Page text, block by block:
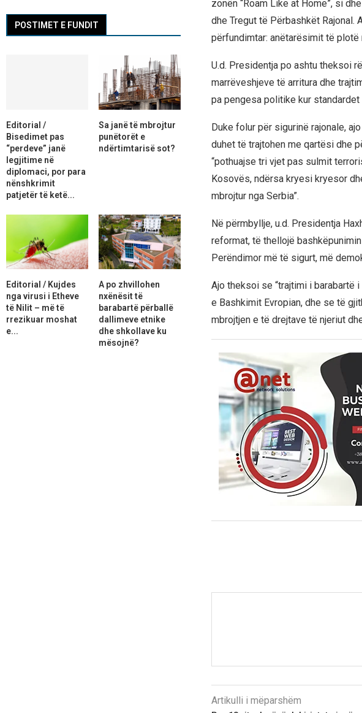
zonën “Roam Like at Home”, si
dhe Tregut të Përbashkët Rajonal.
përfundimtar: anëtarësimit të plotë
U.d. Presidentja po ashtu theksoi
marrëveshjeve të arritura dhe
pa pengesa politike kur standardet
Duke folur për sigurinë rajonale,
duhet të trajtohen me qartësi dhe
“pothuajse tri vjet pas sulmit
Kosovës, ndërsa kryesi kryesor
mbrojtur nga Serbia”.
Në përmbyllje, u.d. Presidentja
reformat, të thellojë
Perëndimor më të sigurt, më
Ajo theksoi se “trajtimi i barabartë
e Bashkimit Evropian, dhe se të
mbrojtjen e të drejtave të njeriut
Artikulli i mëparshëm
POSTIMET E FUNDIT
Editorial /
Bisedimet pas
“perdeve” janë
legjitime në
diplomaci, por para
nënshkrimit
patjetër të ketë...
Sa janë të mbrojtur
punëtorët e
ndërtimtarisë sot?
Editorial / Kujdes
nga virusi i Etheve
të Nilit – më të
rrezikuar moshat
e...
A po zhvillohen
nxënësit të
barabartë përballë
dallimeve etnike
dhe shkollave ku
mësojnë?